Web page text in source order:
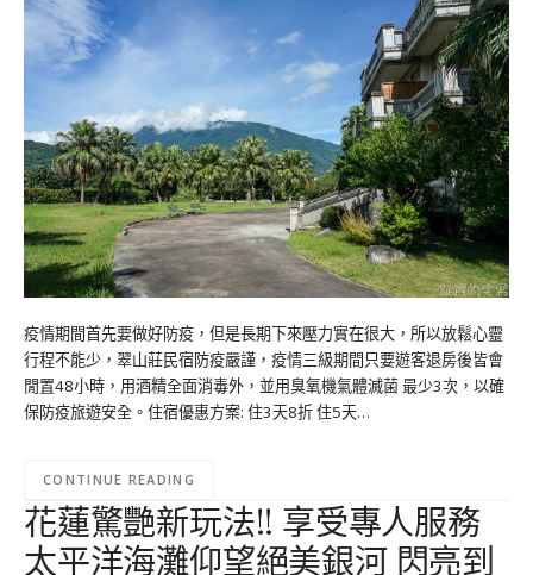
疫情期間首先要做好防疫，但是長期下來壓力實在很大，所以放鬆心靈
行程不能少，翠山莊民宿防疫嚴謹，疫情三級期間只要遊客退房後皆會
閒置48小時，用酒精全面消毒外，並用臭氧機氣體滅菌 最少3次，以確
保防疫旅遊安全。住宿優惠方案: 住3天8折 住5天…
CONTINUE READING
花蓮驚艷新玩法!! 享受專人服務
太平洋海灘仰望絕美銀河 閃亮到